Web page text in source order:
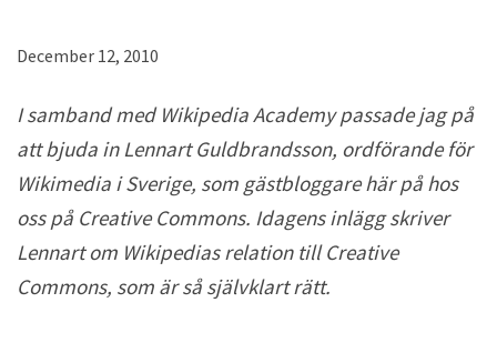
December 12, 2010
I samband med Wikipedia Academy passade jag på
att bjuda in Lennart Guldbrandsson, ordförande för
Wikimedia i Sverige, som gästbloggare här på hos
oss på Creative Commons. Idagens inlägg skriver
Lennart om Wikipedias relation till Creative
Commons, som är så självklart rätt.